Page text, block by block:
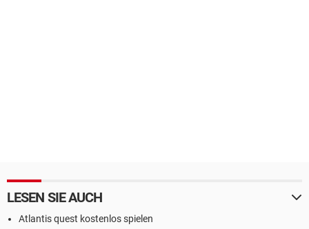
LESEN SIE AUCH
Atlantis quest kostenlos spielen